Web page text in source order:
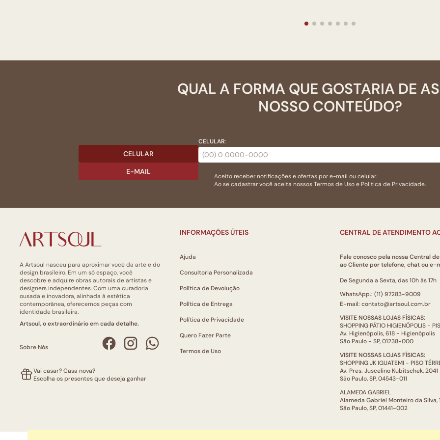
QUAL A FORMA QUE GOSTARIA DE
NOSSO CONTEÚDO?
CELULAR
E-MAIL
CELULAR:
Aceito receber notificações e ofertas por e-mail ou celular.
Ao se cadastrar você aceita nossosTermos de Usoe Politica de Privacidade.
A Artsoul nasceu para aproximar você da arte e do
design brasileiro. Em um só espaço, você
descobre e adquire obras autorais de artistas e
designers independentes. Com uma curadoria
ousada e inovadora, alinhada à estética
contemporânea, oferecemos peças com
identidade brasileira.
Artsoul, o extraordinário em cada detalhe.
Sobre Nós
Vai casar? Casa nova?
Escolha os presentes que deseja ganhar
INFORMAÇÕES ÚTEIS
Ajuda
Consultoria Personalizada
Política de Devolução
Política de Entrega
Política de Privacidade
Quero Fazer Parte
Termos de Uso
CENTRAL DE ATENDIMENTO
Fale conosco pela nossa Central
ao Cliente por telefone, chat ou e-
De Segunda a Sexta, das 10h às 17h
WhatsApp.: (11) 97283-9009
E-mail: contato@artsoul.com.br
VISITE NOSSAS LOJAS FÍSICAS:
SHOPPING PÁTIO HIGIENÓPOLIS -
Av. Higienópolis, 618 - Higienópolis
São Paulo - SP, 01238-000
VISITE NOSSAS LOJAS FÍSICAS:
SHOPPING JK IGUATEMI - PISO
Av. Pres. Juscelino Kubitschek, 2041
São Paulo, SP, 04543-011
ALAMEDA GABRIEL
Alameda Gabriel Monteiro da Silva,
São Paulo, SP, 01441-002